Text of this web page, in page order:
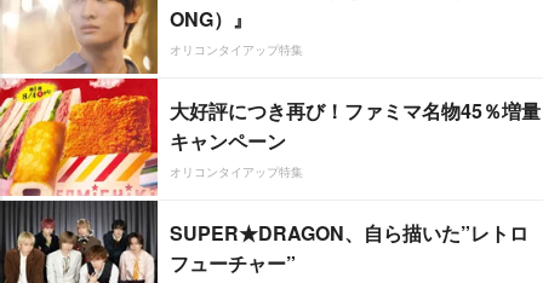
ONG）』
オリコンタイアップ特集
大好評につき再び！ファミマ名物45％増量
キャンペーン
オリコンタイアップ特集
SUPER★DRAGON、自ら描いた”レトロ
フューチャー”